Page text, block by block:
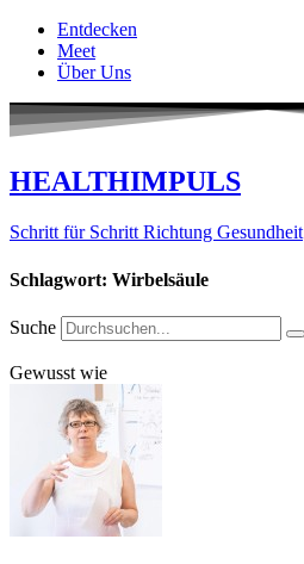
Entdecken
Meet
Über Uns
HEALTHIMPULS
Schritt für Schritt Richtung Gesundheit
Schlagwort: Wirbelsäule
Suche
Gewusst wie